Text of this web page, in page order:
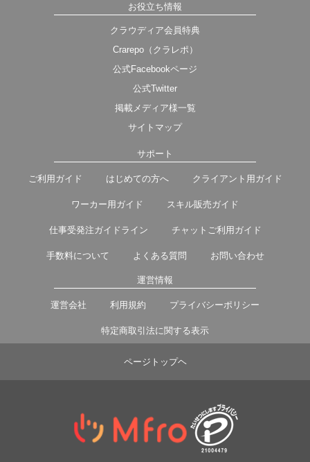
お役立ち情報
クラウディア会員特典
Crarepo（クラレポ）
公式Facebookページ
公式Twitter
掲載メディア様一覧
サイトマップ
サポート
ご利用ガイド はじめての方へ クライアント用ガイド
ワーカー用ガイド スキル販売ガイド
仕事受発注ガイドライン チャットご利用ガイド
手数料について よくある質問 お問い合わせ
運営情報
運営会社 利用規約 プライバシーポリシー
特定商取引法に関する表示
ページトップヘ